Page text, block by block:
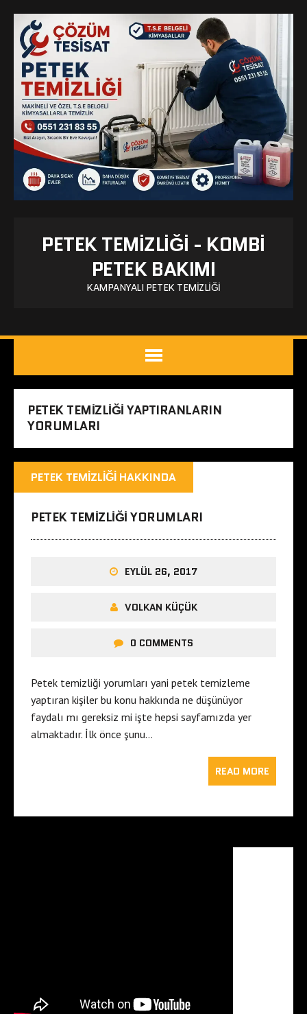
PETEK TEMIZLIĞI - KOMBI
PETEK BAKIMI
KAMPANYALI PETEK TEMIZLIĞI
PETEK TEMIZLIĞI YAPTIRANLARIN
YORUMLARI
PETEK TEMIZLIĞI HAKKINDA
PETEK TEMIZLIĞI YORUMLARI
EYLÜL 26, 2017
VOLKAN KÜÇÜK
0 COMMENTS
Petek temizliği yorumları yani petek temizleme
yaptıran kişiler bu konu hakkında ne düşünüyor
faydalı mı gereksiz mi işte hepsi sayfamızda yer
almaktadır. İlk önce şunu…
READ MORE